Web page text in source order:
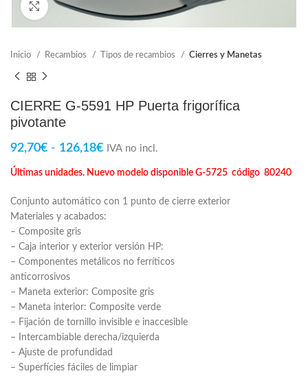
Click para ampliar
Inicio Recambios Tipos de recambios Cierres y Manetas
CIERRE G-5591 HP Puerta frigorífica
pivotante
92,70€ - 126,18€ IVA no incl.
Últimas unidades. Nuevo modelo disponible G-5725 código 80240
Conjunto automático con 1 punto de cierre exterior
Materiales y acabados:
– Composite gris
– Caja interior y exterior versión HP:
– Componentes metálicos no ferríticos
anticorrosivos
– Maneta exterior: Composite gris
– Maneta interior: Composite verde
– Fijación de tornillo invisible e inaccesible
– Intercambiable derecha/izquierda
– Ajuste de profundidad
– Superfícies fáciles de limpiar